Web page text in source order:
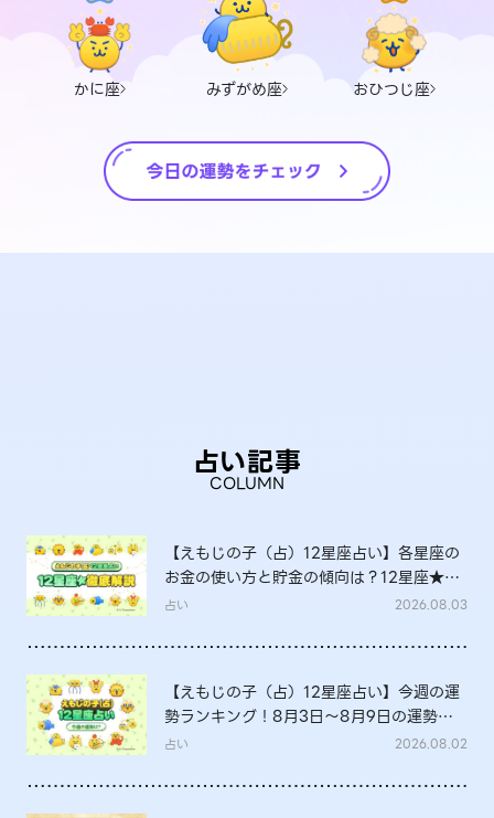
かに座 みずがめ座 おひつじ座
占い記事
COLUMN
【えもじの子（占）12星座占い】各星座の
お金の使い方と貯金の傾向は？12星座★徹
底解説
占い 2026.08.03
【えもじの子（占）12星座占い】今週の運
勢ランキング！8月3日～8月9日の運勢
は？
占い 2026.08.02